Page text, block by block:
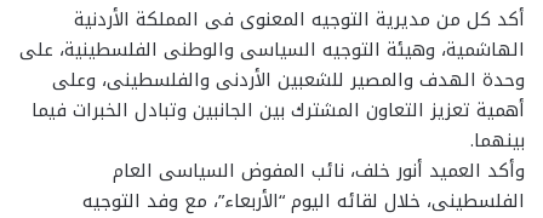
أكد كل من مديرية التوجيه المعنوى فى المملكة الأردنية
الهاشمية، وهيئة التوجيه السياسى والوطنى الفلسطينية، على
وحدة الهدف والمصير للشعبين الأردنى والفلسطينى، وعلى
أهمية تعزيز التعاون المشترك بين الجانبين وتبادل الخبرات فيما
بينهما.
وأكد العميد أنور خلف، نائب المفوض السياسى العام
الفلسطينى، خلال لقائه اليوم “الأربعاء”، مع وفد التوجيه